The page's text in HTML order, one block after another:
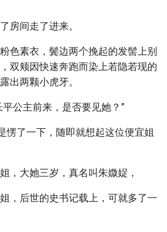
房间走了进来。
色素衣，鬓边两个挽起的发髻上别
双颊因快速奔跑而染上若隐若现的
出两颗小虎牙。
公主前来，是否要见她？”
愣了一下，随即就想起这位便宜姐
，大她三岁，真名叫朱媺娖，
，后世的史书记载上，可就多了一